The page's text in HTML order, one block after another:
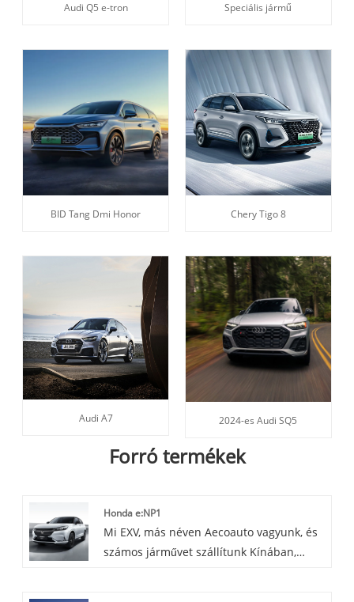
Audi Q5 e-tron Speciális jármű
BID Tang Dmi Honor Chery Tigo 8
Audi A7 2024-es Audi SQ5
Forró termékek
Honda e:NP1
Mi EXV, más néven Aecoauto vagyunk, és
számos járművet szállítunk Kínában,